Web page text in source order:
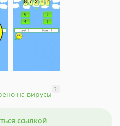
на вирусы
?
ссылкой